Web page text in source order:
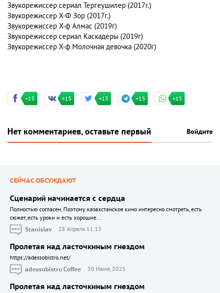
Звукорежиссер сериал Тергеушилер (2017г.)
Звукорежиссер Х-Ф Зор (2017г.)
Звукорежиссер Х-ф Алмас (2019г)
Звукорежиссер сериал Каскадеры (2019г)
Звукорежиссер Х-ф Молочная девочка (2020г)
+15 +15 +15 +15 +15
Нет комментариев, оставьте первый Войдите
СЕЙЧАС ОБСУЖДАЮТ
Сценарий начинается с сердца
Полностью согласен. Поэтому казахстанское кино интересно смотреть, есть
сюжет, есть уроки и есть хорошие...
Stanislav
28 Апреля 11:13
Пролетая над ласточкиным гнездом
https://adessobistro.net/
adessobistro Coffee
30 Июня, 2025
Пролетая над ласточкиным гнездом